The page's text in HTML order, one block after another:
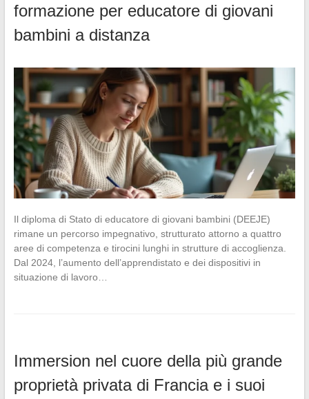
formazione per educatore di giovani
bambini a distanza
Il diploma di Stato di educatore di giovani bambini (DEEJE)
rimane un percorso impegnativo, strutturato attorno a quattro
aree di competenza e tirocini lunghi in strutture di accoglienza.
Dal 2024, l’aumento dell’apprendistato e dei dispositivi in
situazione di lavoro…
Immersion nel cuore della più grande
proprietà privata di Francia e i suoi